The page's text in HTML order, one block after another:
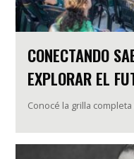
CONECTANDO
EXPLORAR EL
Conocé la grilla